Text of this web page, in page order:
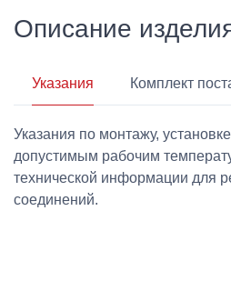
Описание
Указания Комплект
Указания по монтажу,
допустимым рабочим
технической информации для
соединений.